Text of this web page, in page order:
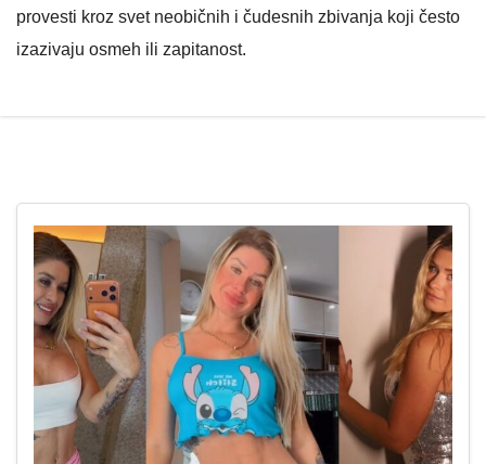
provesti kroz svet neobičnih i čudesnih zbivanja koji često
izazivaju osmeh ili zapitanost.